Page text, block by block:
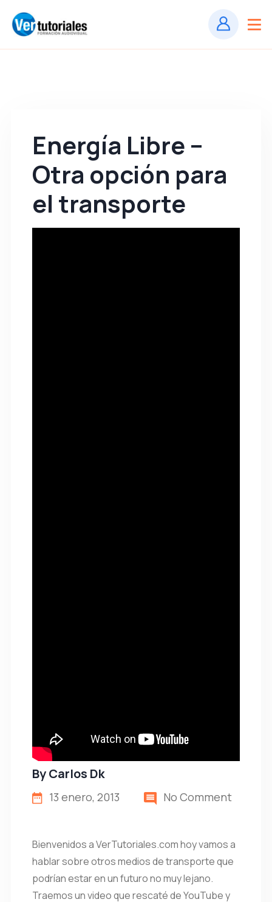
Energía Libre –
Otra opción para
el transporte
ByCarlos Dk
13 enero, 2013 No Comment
Bienvenidos a VerTutoriales.com hoy vamos a
hablar sobre otros medios de transporte que
podrían estar en un futuro no muy lejano.
Traemos un video que rescaté de YouTube y